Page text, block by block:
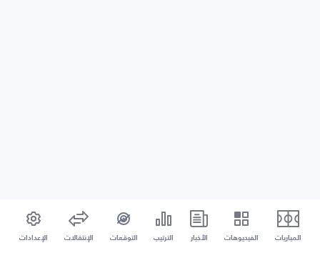
المباريات الفيديوهات الأخبار الترتيب التوقعات الإنتقالات الإعدادات